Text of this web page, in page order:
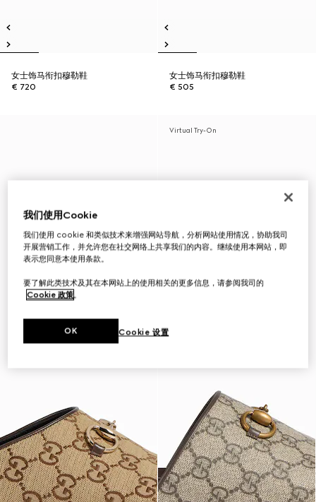
女士饰马衔扣穆勒鞋
€ 720
女士饰马衔扣穆勒鞋
€ 505
Virtual Try-On
我们使用Cookie
我们使用 cookie 和类似技术来增强网站导航，分析网站使用情况，协助我司
开展营销工作，并允许您在社交网络上共享我们的内容。继续使用本网站，即
表示您同意本使用条款。
要了解此类技术及其在本网站上的使用相关的更多信息，请参阅我司的
Cookie 政策。
Cookie 设置
OK